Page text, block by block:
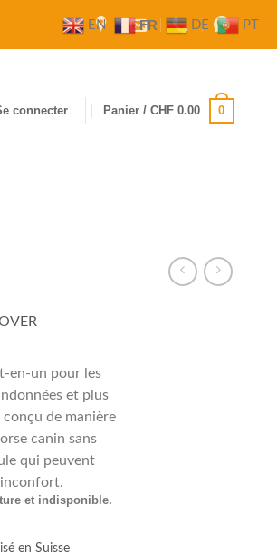
connecter Panier / CHF0.00 0
en-un pour les
et plus
de manière
canin sans
qui peuvent
et indisponible.
en Suisse
EN FR DE PT